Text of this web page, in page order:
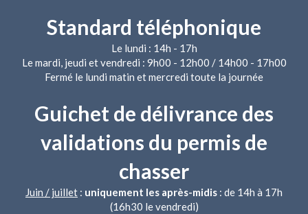
Standard téléphonique
Le lundi : 14h - 17h
Le mardi, jeudi et vendredi : 9h00 - 12h00 / 14h00 - 17h00
Fermé le lundi matin et mercredi toute la journée
Guichet de délivrance des
validations du permis de
chasser
Juin / juillet : uniquement les après-midis : de 14h à 17h
(16h30 le vendredi)